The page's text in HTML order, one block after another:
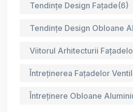
Tendințe Design Fațade(6)
Tendințe Design Obloane
Viitorul Arhitecturii
Întreținerea Fațadelor
Întreținere Obloane